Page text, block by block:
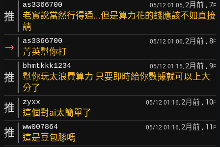
推
as3366700 05/12 01:05, 2月前 , 7F
老實說當然行得通...但是算力花的錢應該不如直接
請
→ as3366700 05/12 01:06, 2月前 , 8F
菁英幫你打
推
bhmtkkk1234 05/12 01:15, 2月前 , 9F
幫你玩太浪費算力 只要即時給你數據就可以上大
分了
推 zyxx 05/12 01:16, 2月前 , 10F
這個對ai太簡單了
推 ww007864 05/12 01:16, 2月前 , 11 F
這是豆包豚嗎